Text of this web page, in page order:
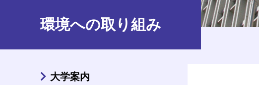
環境への取り組み
大学案内